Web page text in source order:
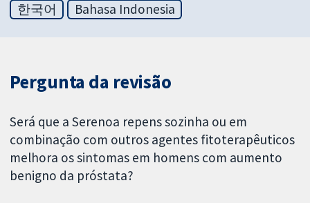
한국어
Bahasa Indonesia
Pergunta da revisão
Será que a Serenoa repens sozinha ou em
combinação com outros agentes fitoterapêuticos
melhora os sintomas em homens com aumento
benigno da próstata?